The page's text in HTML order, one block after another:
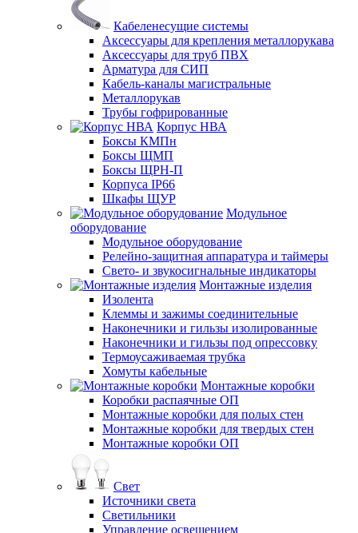
Кабеленесущие системы
Аксессуары для крепления металлорукава
Аксессуары для труб ПВХ
Арматура для СИП
Кабель-каналы магистральные
Металлорукав
Трубы гофрированные
Корпус НВА
Боксы КМПн
Боксы ЩМП
Боксы ЩРН-П
Корпуса IP66
Шкафы ЩУР
Модульное
оборудование
Модульное оборудование
Релейно-защитная аппаратура и таймеры
Свето- и звукосигнальные индикаторы
Монтажные изделия
Изолента
Клеммы и зажимы соединительные
Наконечники и гильзы изолированные
Наконечники и гильзы под опрессовку
Термоусаживаемая трубка
Хомуты кабельные
Монтажные коробки
Коробки распаячные ОП
Монтажные коробки для полых стен
Монтажные коробки для твердых стен
Монтажные коробки ОП
Свет
Источники света
Светильники
Управление освещением